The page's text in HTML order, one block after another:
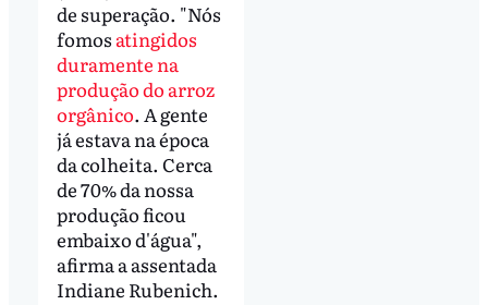
de superação. "Nós
fomos atingidos
duramente na
produção do arroz
orgânico. A gente
já estava na época
da colheita. Cerca
de 70% da nossa
produção ficou
embaixo d'água",
afirma a assentada
Indiane Rubenich.